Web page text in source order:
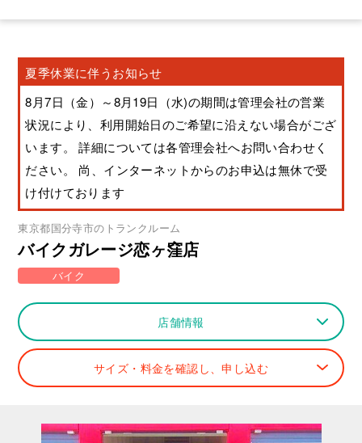
夏季休業に伴うお知らせ
8月7日（金）～8月19日（水)の期間は管理会社の営業
状況により、利用開始日のご希望に沿えない場合がござ
います。 詳細については各管理会社へお問い合わせく
ださい。 尚、インターネットからのお申込は無休で受
け付けております
東京都国分寺市のトランクルーム
バイクガレージ恋ヶ窪店
バイク
店舗情報
サイズ・料金を確認し、申し込む